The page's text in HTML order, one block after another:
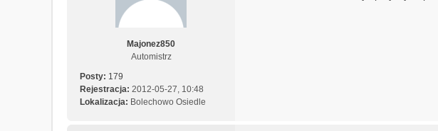
Majonez850
Automistrz
Posty: 179
Rejestracja: 2012-05-27, 10:48
Lokalizacja: Bolechowo Osiedle